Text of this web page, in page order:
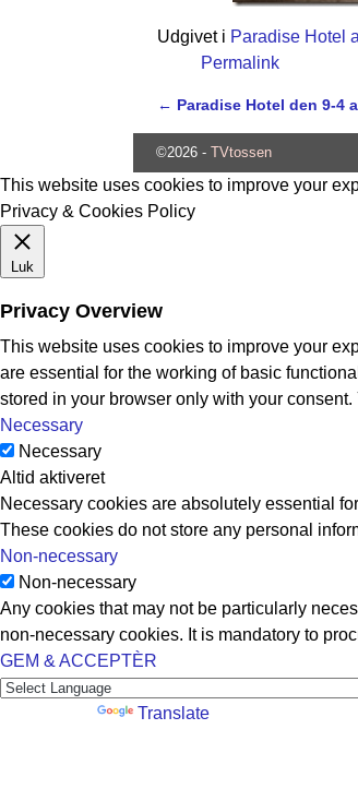
Udgivet i Paradise Hotel
Permalink
← Paradise Hotel den 9-4
©2026 - TVtossen
This website uses cookies to improve your
Privacy & Cookies Policy
Luk
Privacy Overview
This website uses cookies to improve your
are essential for the working of basic
stored in your browser only with your
Necessary
Necessary
Altid aktiveret
Necessary cookies are absolutely essential
These cookies do not store any personal
Non-necessary
Non-necessary
Any cookies that may not be particularly
non-necessary cookies. It is mandatory to
GEM & ACCEPTÈR
Translate